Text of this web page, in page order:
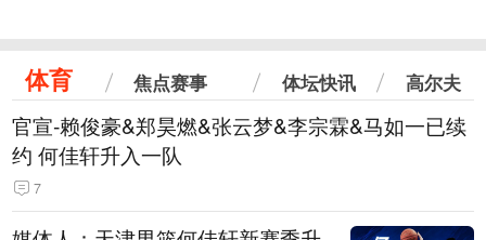
体育 焦点赛事 体坛快讯 高尔夫
官宣-赖俊豪&郑昊燃&张云梦&李宗霖&马如一已续
约 何佳轩升入一队
7